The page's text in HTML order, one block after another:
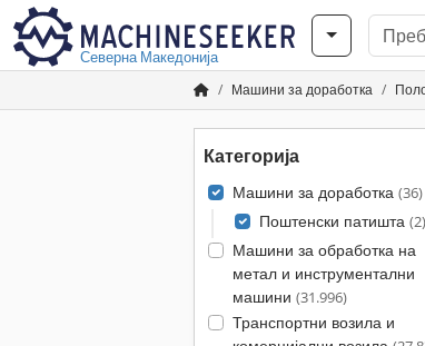
Северна Македонија
Машини за доработка
Категорија
Машини за доработка (36)
Поштенски патишта (2)
Машини за обработка на
метал и инструментални
машини (31.996)
Транспортни возила и